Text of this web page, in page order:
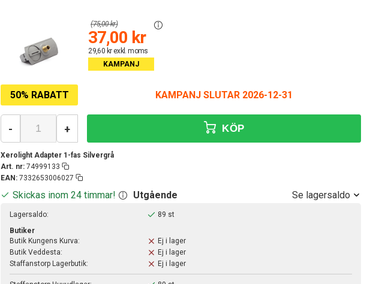
50% RABATT KAMPANJ SLUTAR 2026-12-31
37,00 kr
29,60 kr exkl. moms
(75,00 kr)
KAMPANJ
Xerolight Adapter 1-fas Silvergrå
Art. nr: 74999133
EAN: 7332653006027
- + KÖP
Skickas inom 24 timmar! Utgående Se lagersaldo
Lagersaldo:
89 st
Butiker
Butik Kungens Kurva:
Ej i lager
Butik Veddesta:
Ej i lager
Staffanstorp Lagerbutik:
Ej i lager